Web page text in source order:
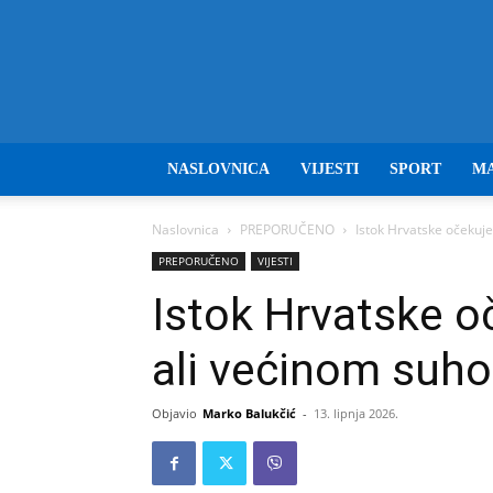
NASLOVNICA VIJESTI SPORT
Naslovnica PREPORUČENO Istok Hrvatske
PREPORUČENO VIJESTI
Istok Hrvatske
ali većinom
Objavio Marko Balukčić - 13. lipnja 2026.